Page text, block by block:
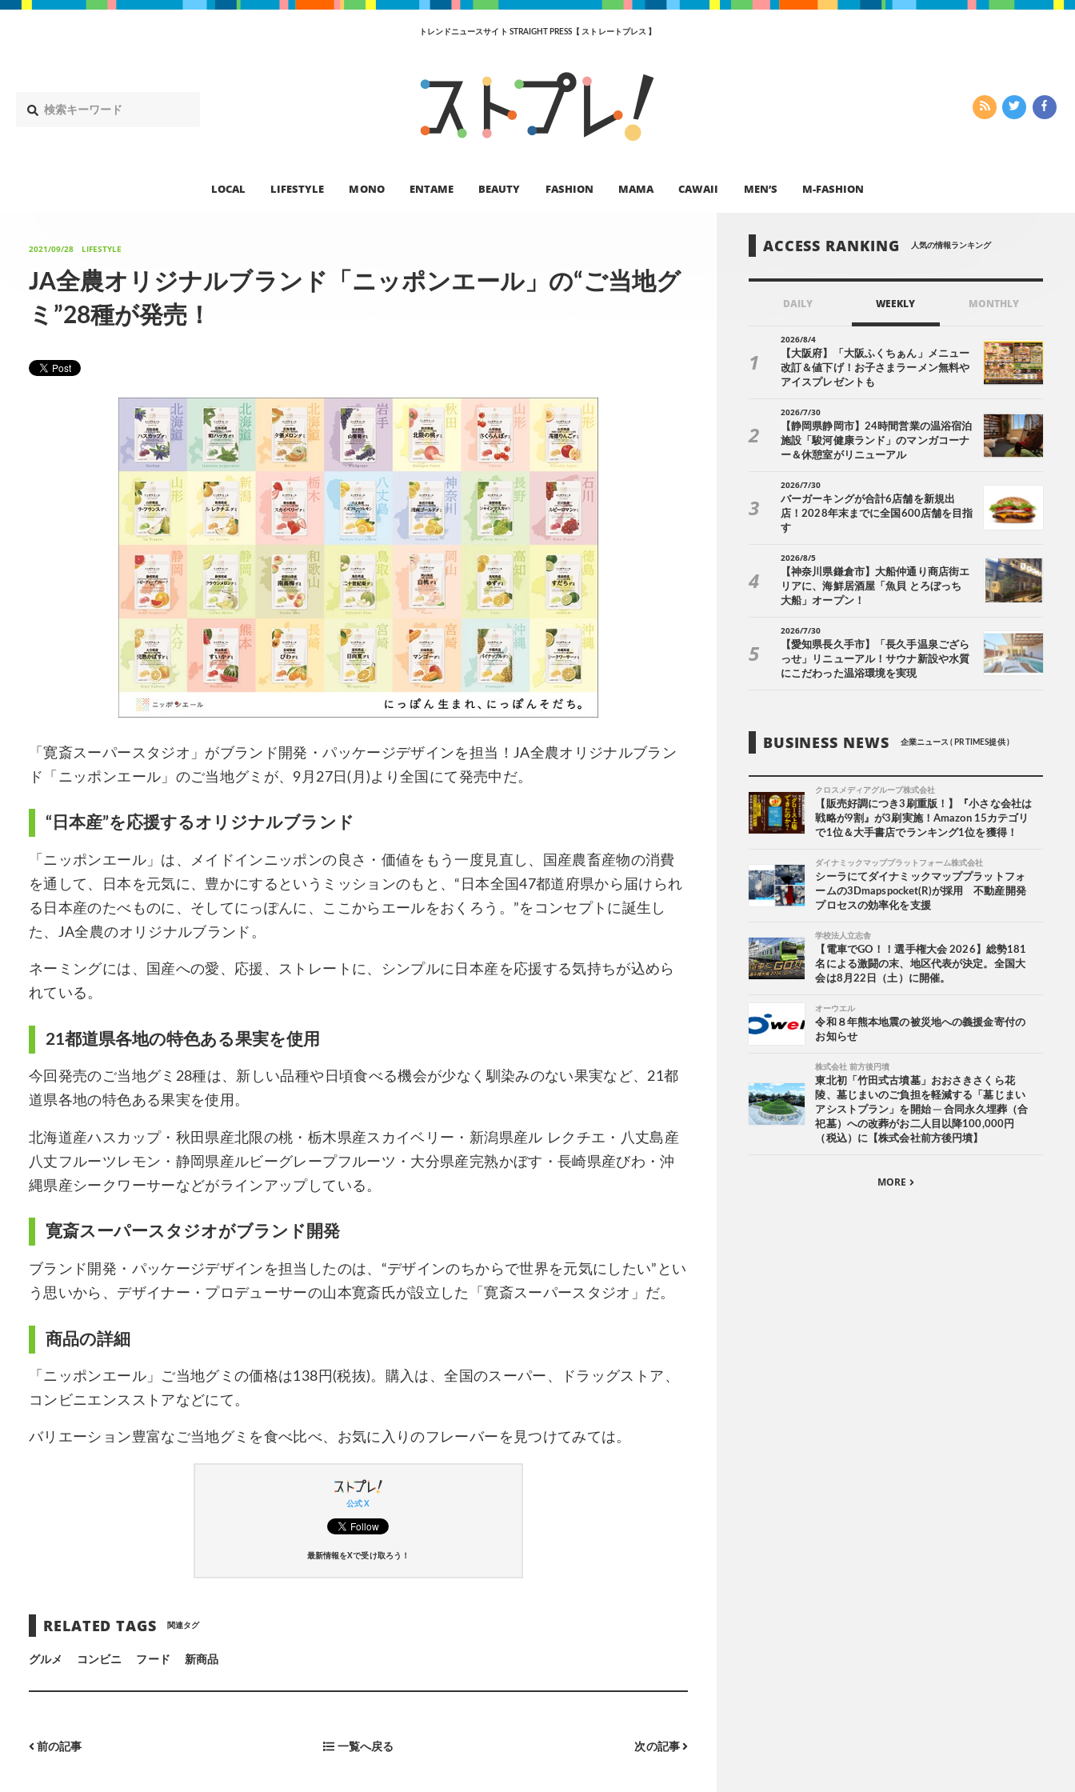
トレンドニュースサイト STRAIGHT PRESS【 ストレートプレス 】
LOCAL LIFESTYLE MONO ENTAME BEAUTY FASHION MAMA CAWAII MEN’S M-FASHION
2021/09/28 LIFESTYLE
JA全農オリジナルブランド「ニッポンエール」の“ご当地グ
ミ”28種が発売！
「寛斎スーパースタジオ」がブランド開発・パッケージデザインを担当！JA全農オリジナルブラン
ド「ニッポンエール」のご当地グミが、9月27日(月)より全国にて発売中だ。
“日本産”を応援するオリジナルブランド
「ニッポンエール」は、メイドインニッポンの良さ・価値をもう一度見直し、国産農畜産物の消費
を通して、日本を元気に、豊かにするというミッションのもと、“日本全国47都道府県から届けられ
る日本産のたべものに、そしてにっぽんに、ここからエールをおくろう。”をコンセプトに誕生し
た、JA全農のオリジナルブランド。
ネーミングには、国産への愛、応援、ストレートに、シンプルに日本産を応援する気持ちが込めら
れている。
21都道県各地の特色ある果実を使用
今回発売のご当地グミ28種は、新しい品種や日頃食べる機会が少なく馴染みのない果実など、21都
道県各地の特色ある果実を使用。
北海道産ハスカップ・秋田県産北限の桃・栃木県産スカイベリー・新潟県産ル レクチエ・八丈島産
八丈フルーツレモン・静岡県産ルビーグレープフルーツ・大分県産完熟かぼす・長崎県産びわ・沖
縄県産シークワーサーなどがラインアップしている。
寛斎スーパースタジオがブランド開発
ブランド開発・パッケージデザインを担当したのは、“デザインのちからで世界を元気にしたい”とい
う思いから、デザイナー・プロデューサーの山本寛斎氏が設立した「寛斎スーパースタジオ」だ。
商品の詳細
「ニッポンエール」ご当地グミの価格は138円(税抜)。購入は、全国のスーパー、ドラッグストア、
コンビニエンスストアなどにて。
バリエーション豊富なご当地グミを食べ比べ、お気に入りのフレーバーを見つけてみては。
公式 X
最新情報をXで受け取ろう！
RELATED TAGS 関連タグ
グルメ コンビニ フード 新商品
前の記事 一覧へ戻る 次の記事
ACCESS RANKING 人気の情報ランキング
DAILY WEEKLY MONTHLY
2026/8/4
【大阪府】「大阪ふくちぁん」メニュー
改訂＆値下げ！お子さまラーメン無料や
アイスプレゼントも
2026/7/30
【静岡県静岡市】24時間営業の温浴宿泊
施設「駿河健康ランド」のマンガコーナ
ー＆休憩室がリニューアル
2026/7/30
バーガーキングが合計6店舗を新規出
店！2028年末までに全国600店舗を目指
す
2026/8/5
【神奈川県鎌倉市】大船仲通り商店街エ
リアに、海鮮居酒屋「魚貝 とろぼっち
大船」オープン！
2026/7/30
【愛知県長久手市】「長久手温泉ござら
っせ」リニューアル！サウナ新設や水質
にこだわった温浴環境を実現
BUSINESS NEWS 企業ニュース ( PR TIMES提供 )
クロスメディアグループ株式会社
【販売好調につき3刷重版！】『小さな会社は
戦略が9割』が3刷実施！Amazon 15カテゴリ
で1位＆大手書店でランキング1位を獲得！
ダイナミックマッププラットフォーム株式会社
シーラにてダイナミックマッププラットフォ
ームの3Dmapspocket(R)が採用 不動産開発
プロセスの効率化を支援
学校法人立志舎
【電車でGO！！選手権大会 2026】総勢181
名による激闘の末、地区代表が決定。全国大
会は8月22日（土）に開催。
オーウエル
令和８年熊本地震の被災地への義援金寄付の
お知らせ
株式会社 前方後円墳
東北初「竹田式古墳墓」おおさきさくら花
陵、墓じまいのご負担を軽減する「墓じまい
アシストプラン」を開始 ─ 合同永久埋葬（合
祀墓）への改葬がお二人目以降100,000円
（税込）に【株式会社前方後円墳】
MORE